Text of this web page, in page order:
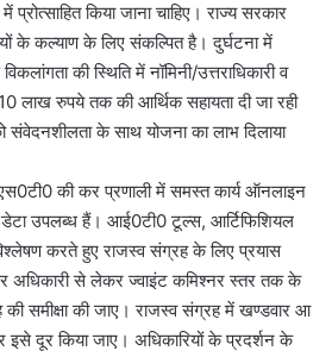
किया जाना चाहिए। राज्य सरकार
के कल्याण के लिए संकल्पित है। दुर्घटना में
की स्थिति में नॉमिनी/उत्तराधिकारी व
10 लाख रुपये तक की आर्थिक सहायता दी जा रही
संवेदनशीलता के साथ योजना का लाभ दिलाया
की कर प्रणाली में समस्त कार्य ऑनलाइन
उपलब्ध हैं। आई0टी0 टूल्स, आर्टिफिशियल
करते हुए राजस्व संग्रह के लिए प्रयास
अधिकारी से लेकर ज्वाइंट कमिश्नर स्तर तक के
की समीक्षा की जाए। राजस्व संग्रह में खण्डवार आ
इसे दूर किया जाए। अधिकारियों के प्रदर्शन के